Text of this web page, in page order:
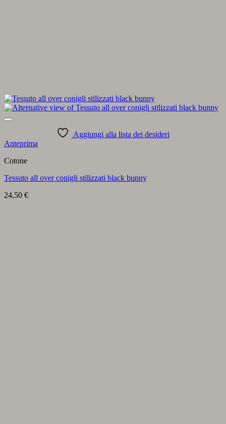
Aggiungi alla lista dei desideri
Anteprima
Cotone
Tessuto all over conigli stilizzati black bunny
24,50 €